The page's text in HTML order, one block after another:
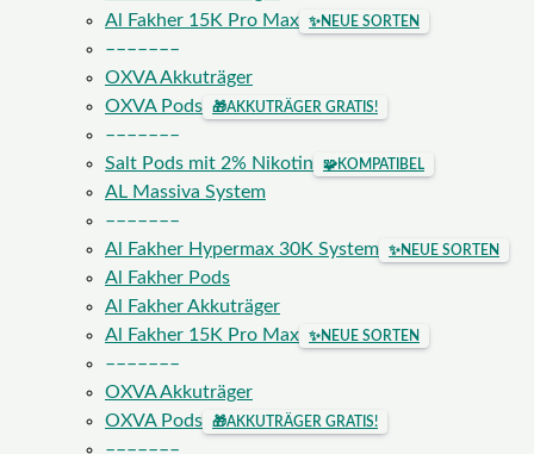
Al Fakher 15K Pro Max
✨NEUE SORTEN
–––––––
OXVA Akkuträger
OXVA Pods
🎁AKKUTRÄGER GRATIS!
–––––––
Salt Pods mit 2% Nikotin
🧩KOMPATIBEL
AL Massiva System
–––––––
Al Fakher Hypermax 30K System
✨NEUE SORTEN
Al Fakher Pods
Al Fakher Akkuträger
Al Fakher 15K Pro Max
✨NEUE SORTEN
–––––––
OXVA Akkuträger
OXVA Pods
🎁AKKUTRÄGER GRATIS!
–––––––